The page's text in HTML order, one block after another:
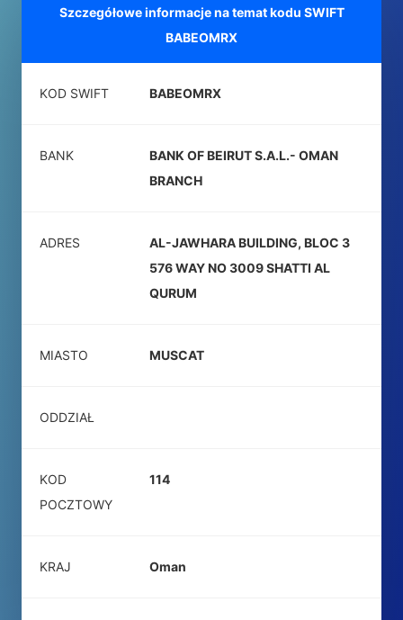
Szczegółowe informacje na temat kodu SWIFT
BABEOMRX
KOD SWIFT BABEOMRX
BANK
BANK OF BEIRUT S.A.L.- OMAN
BRANCH
ADRES
AL-JAWHARA BUILDING, BLOC 3
576 WAY NO 3009 SHATTI AL
QURUM
MIASTO MUSCAT
ODDZIAŁ
KOD
POCZTOWY
114
KRAJ Oman